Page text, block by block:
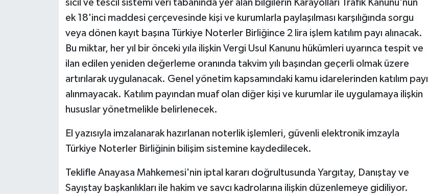
sicil ve tescil sistemi veri tabanında yer alan bilgilerin Karayolları Trafik Kanunu'nun
ek 18'inci maddesi çerçevesinde kişi ve kurumlarla paylaşılması karşılığında sorgu
veya dönen kayıt başına Türkiye Noterler Birliğince 2 lira işlem katılım payı alınacak.
Bu miktar, her yıl bir önceki yıla ilişkin Vergi Usul Kanunu hükümleri uyarınca tespit ve
ilan edilen yeniden değerleme oranında takvim yılı başından geçerli olmak üzere
artırılarak uygulanacak. Genel yönetim kapsamındaki kamu idarelerinden katılım payı
alınmayacak. Katılım payından muaf olan diğer kişi ve kurumlar ile uygulamaya ilişkin
hususlar yönetmelikle belirlenecek.
El yazısıyla imzalanarak hazırlanan noterlik işlemleri, güvenli elektronik imzayla
Türkiye Noterler Birliğinin bilişim sistemine kaydedilecek.
Teklifle Anayasa Mahkemesi'nin iptal kararı doğrultusunda Yargıtay, Danıştay ve
Sayıştay başkanlıkları ile hakim ve savcı kadrolarına ilişkin düzenlemeye gidiliyor.